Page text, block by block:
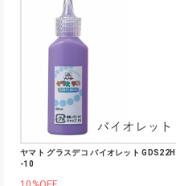
ヤマト グラスデコ バイオレット GDS22H
-10